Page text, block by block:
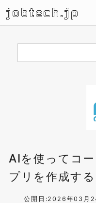
jobtech.jp
AIを使ってコ
プリを作成する
公開日:2026年03月